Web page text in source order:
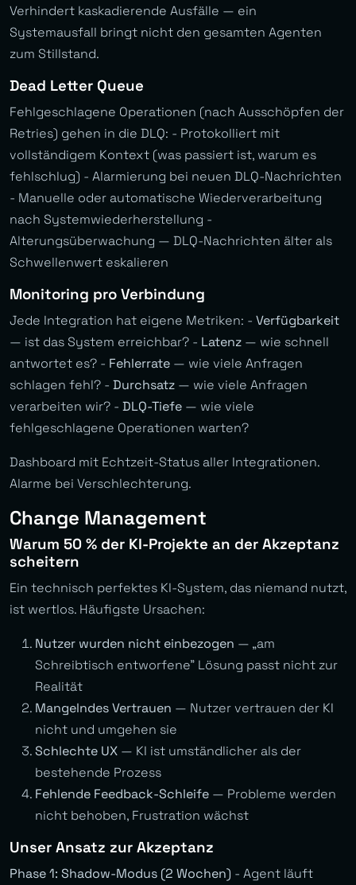
Verhindert kaskadierende Ausfälle — ein
Systemausfall bringt nicht den gesamten Agenten
zum Stillstand.
Dead Letter Queue
Fehlgeschlagene Operationen (nach Ausschöpfen der
Retries) gehen in die DLQ: - Protokolliert mit
vollständigem Kontext (was passiert ist, warum es
fehlschlug) - Alarmierung bei neuen DLQ-Nachrichten
- Manuelle oder automatische Wiederverarbeitung
nach Systemwiederherstellung -
Alterungsüberwachung — DLQ-Nachrichten älter als
Schwellenwert eskalieren
Monitoring pro Verbindung
Jede Integration hat eigene Metriken: - Verfügbarkeit
— ist das System erreichbar? - Latenz — wie schnell
antwortet es? - Fehlerrate — wie viele Anfragen
schlagen fehl? - Durchsatz — wie viele Anfragen
verarbeiten wir? - DLQ-Tiefe — wie viele
fehlgeschlagene Operationen warten?
Dashboard mit Echtzeit-Status aller Integrationen.
Alarme bei Verschlechterung.
Change Management
Warum 50 % der KI-Projekte an der Akzeptanz
scheitern
Ein technisch perfektes KI-System, das niemand nutzt,
ist wertlos. Häufigste Ursachen:
Nutzer wurden nicht einbezogen — „am
Schreibtisch entworfene” Lösung passt nicht zur
Realität
Mangelndes Vertrauen — Nutzer vertrauen der KI
nicht und umgehen sie
Schlechte UX — KI ist umständlicher als der
bestehende Prozess
Fehlende Feedback-Schleife — Probleme werden
nicht behoben, Frustration wächst
Unser Ansatz zur Akzeptanz
Phase 1: Shadow-Modus (2 Wochen) - Agent läuft